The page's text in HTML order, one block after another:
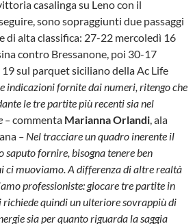
casalinga su Leno con il
sono sopraggiunti due passaggi
di alta classifica: 27-22 mercoledì 16
contro Bressanone, poi 30-17
sul parquet siciliano della Ac Life
indicazioni fornite dai numeri, ritengo che
le tre partite più recenti sia nel
–commenta Marianna Orlandi, ala
– Nel tracciare un quadro inerente il
saputo fornire, bisogna tenere ben
ci muoviamo. A differenza di altre realtà
professioniste: giocare tre partite in
richiede quindi un ulteriore sovrappiù di
sia per quanto riguarda la saggia